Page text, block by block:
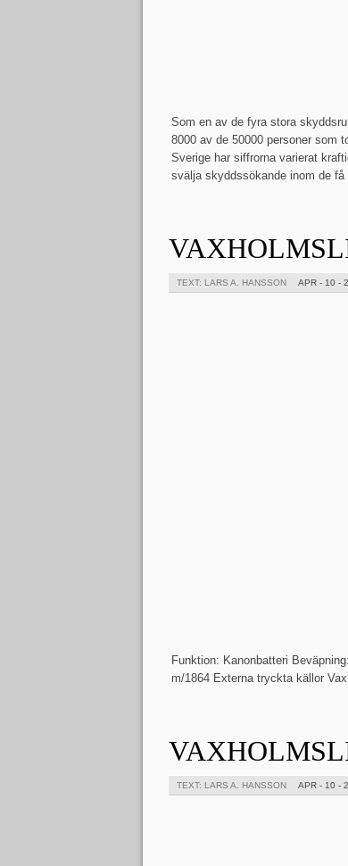
Som en av de fyra stora
8000 av de 50000 personer som
Sverige har siffrorna varierat
svälja skyddssökande inom de
TEXT: LARS A. HANSSON APR - 10 -
Funktion: Kanonbatteri
m/1864 Externa tryckta källor
TEXT: LARS A. HANSSON APR - 10 -